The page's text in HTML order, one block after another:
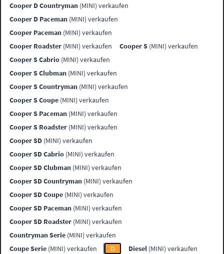
Cooper D Countryman (MINI) verkaufen
Cooper D Paceman (MINI) verkaufen
Cooper Paceman (MINI) verkaufen
Cooper Roadster (MINI) verkaufen Cooper S (MINI) verkaufen
Cooper S Cabrio (MINI) verkaufen
Cooper S Clubman (MINI) verkaufen
Cooper S Countryman (MINI) verkaufen
Cooper S Coupe (MINI) verkaufen
Cooper S Paceman (MINI) verkaufen
Cooper S Roadster (MINI) verkaufen
Cooper SD (MINI) verkaufen
Cooper SD Cabrio (MINI) verkaufen
Cooper SD Clubman (MINI) verkaufen
Cooper SD Countryman (MINI) verkaufen
Cooper SD Coupe (MINI) verkaufen
Cooper SD Paceman (MINI) verkaufen
Cooper SD Roadster (MINI) verkaufen
Countryman Serie (MINI) verkaufen
Coupe Serie (MINI) verkaufen D Diesel (MINI) verkaufen